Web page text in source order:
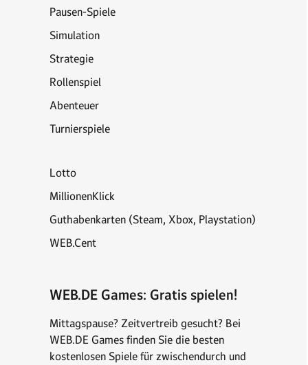
Pausen-Spiele
Simulation
Strategie
Rollenspiel
Abenteuer
Turnierspiele
Lotto
MillionenKlick
Guthabenkarten (Steam, Xbox, Playstation)
WEB.Cent
WEB.DE Games: Gratis spielen!
Mittagspause? Zeitvertreib gesucht? Bei
WEB.DE Games finden Sie die besten
kostenlosen Spiele für zwischendurch und